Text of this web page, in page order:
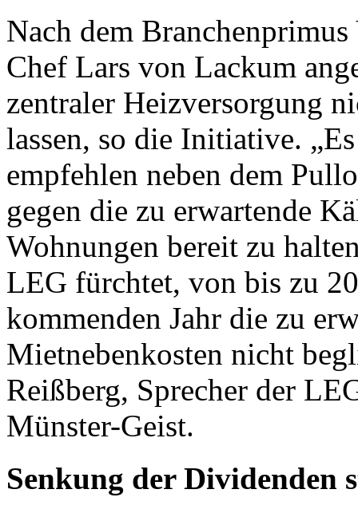
Nach dem
Chef Lars von Lackum
zentraler Heizversorgung
lassen, so die Initiative.
empfehlen neben dem
gegen die zu erwartende
Wohnungen bereit zu
LEG fürchtet, von bis zu
kommenden Jahr die zu
Mietnebenkosten nicht
Reißberg, Sprecher der
Münster-Geist.
Senkung der Dividenden